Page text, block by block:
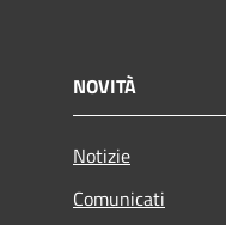
NOVITÀ
Notizie
Comunicati